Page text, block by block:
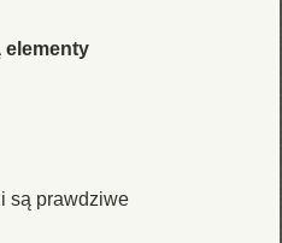
elementy
są prawdziwe